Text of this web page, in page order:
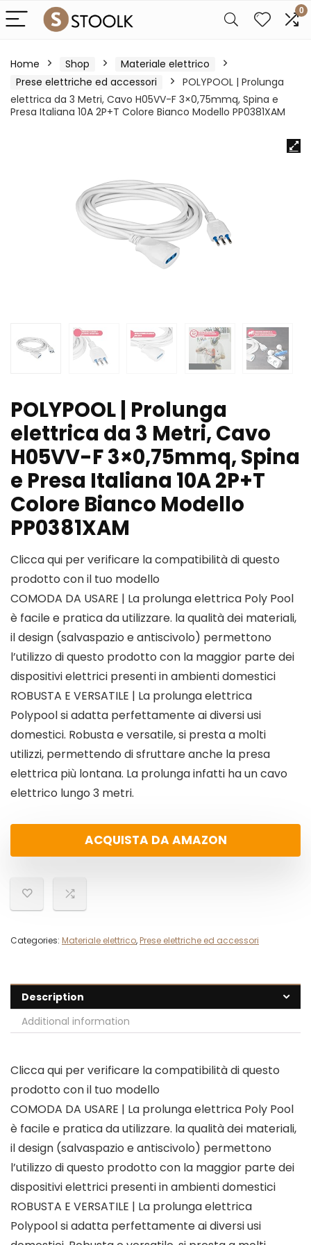
0
Home Shop
Materiale elettrico
Prese elettriche ed accessori
POLYPOOL | Prolunga
elettrica da 3 Metri, Cavo H05VV-F 3×0,75mmq, Spina e
Presa Italiana 10A 2P+T Colore Bianco Modello PP0381XAM
POLYPOOL | Prolunga
elettrica da 3 Metri, Cavo
H05VV-F 3×0,75mmq, Spina
e Presa Italiana 10A 2P+T
Colore Bianco Modello
PP0381XAM
Clicca qui per verificare la compatibilità di questo
prodotto con il tuo modello
COMODA DA USARE | La prolunga elettrica Poly Pool
è facile e pratica da utilizzare. la qualità dei materiali,
il design (salvaspazio e antiscivolo) permettono
l’utilizzo di questo prodotto con la maggior parte dei
dispositivi elettrici presenti in ambienti domestici
ROBUSTA E VERSATILE | La prolunga elettrica
Polypool si adatta perfettamente ai diversi usi
domestici. Robusta e versatile, si presta a molti
utilizzi, permettendo di sfruttare anche la presa
elettrica più lontana. La prolunga infatti ha un cavo
elettrico lungo 3 metri.
ACQUISTA DA AMAZON
Categories: Materiale elettrico, Prese elettriche ed accessori
Description
Additional information
Clicca qui per verificare la compatibilità di questo
prodotto con il tuo modello
COMODA DA USARE | La prolunga elettrica Poly Pool
è facile e pratica da utilizzare. la qualità dei materiali,
il design (salvaspazio e antiscivolo) permettono
l’utilizzo di questo prodotto con la maggior parte dei
dispositivi elettrici presenti in ambienti domestici
ROBUSTA E VERSATILE | La prolunga elettrica
Polypool si adatta perfettamente ai diversi usi